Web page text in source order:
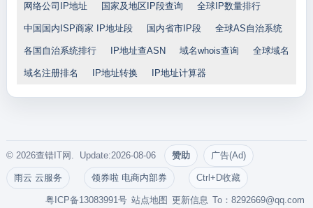
网络公司IP地址 国家及地区IP段查询 全球IP数量排行
中国国内ISP商家 IP地址段 国内省市IP段 全球AS自治系统
各国自治系统排行 IP地址查ASN 域名whois查询 全球域名
域名注册排名 IP地址转换 IP地址计算器
© 2026查错IT网. Update:2026-08-06 赞助 广告(Ad)
雨云 云服务 领券啦 电商内部券 Ctrl+D收藏
To：8292669@qq.com
更新信息
站点地图
粤ICP备13083991号